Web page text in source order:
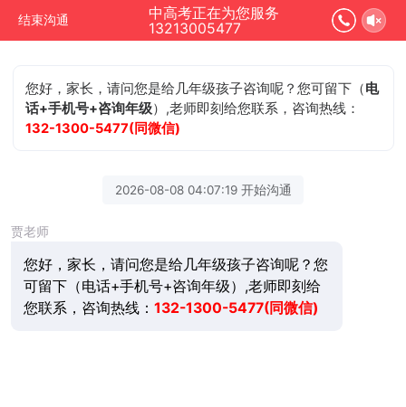
结束沟通
中高考正在为您服务
13213005477
您好，家长，请问您是给几年级孩子咨询呢？您可留下（电
话+手机号+咨询年级）,老师即刻给您联系，咨询热线：
132-1300-5477(同微信)
2026-08-08 04:07:19 开始沟通
贾老师
您好，家长，请问您是给几年级孩子咨询呢？您
可留下（电话+手机号+咨询年级）,老师即刻给
您联系，咨询热线： 132-1300-5477(同微信)